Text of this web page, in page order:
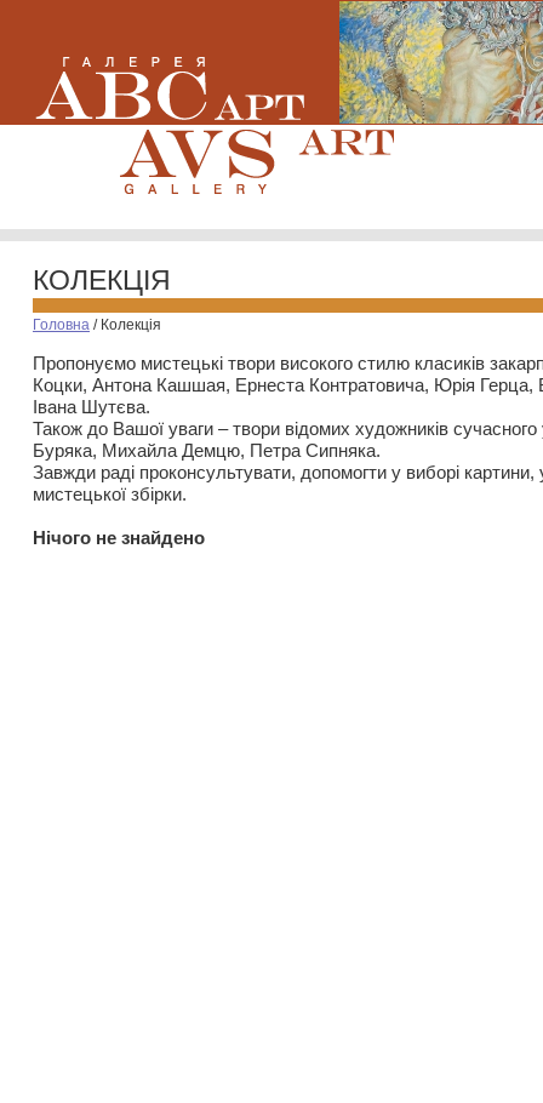
КОЛЕКЦІЯ
Головна / Колекція
Пропонуємо мистецькі твори високого стилю класиків
Коцки, Антона Кашшая, Ернеста Контратовича, Юрія
Івана Шутєва.
Також до Вашої уваги – твори відомих художників
Буряка, Михайла Демцю, Петра Сипняка.
Завжди раді проконсультувати, допомогти у виборі картини,
мистецької збірки.
Нiчого не знайдено